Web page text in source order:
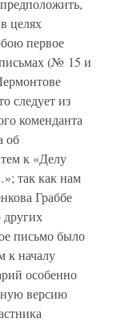
целях
первое
(№ 15 и
следует из
коменданта
об
к «Делу
так как нам
Граббе
других
письмо было
к началу
особенно
версию